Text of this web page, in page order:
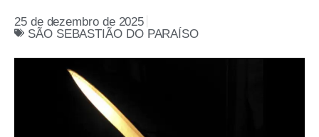
25 de dezembro de 2025
SÃO SEBASTIÃO DO PARAÍSO